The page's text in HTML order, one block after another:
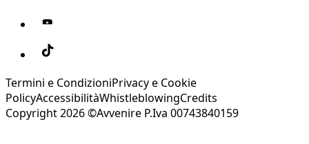
Termini e CondizioniPrivacy e Cookie
PolicyAccessibilitàWhistleblowingCredits
Copyright 2026 ©Avvenire P.Iva 00743840159